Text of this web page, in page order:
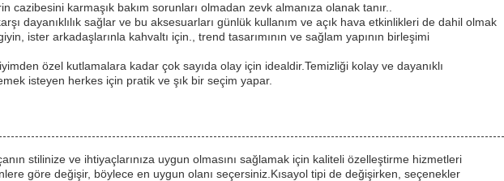
karmaşık bakım sorunları olmadan zevk almanıza olanak tanır..
dayanıklılık sağlar ve bu aksesuarları günlük kullanım ve açık hava etkinlikleri de dahil olmak
ister arkadaşlarınla kahvaltı için., trend tasarımının ve sağlam yapının birleşimi
özel kutlamalara kadar çok sayıda olay için idealdir.Temizliği kolay ve dayanıklı
isteyen herkes için pratik ve şık bir seçim yapar.
stilinize ve ihtiyaçlarınıza uygun olmasını sağlamak için kaliteli özelleştirme hizmetleri
göre değişir, böylece en uygun olanı seçersiniz.Kısayol tipi de değişirken, seçenekler